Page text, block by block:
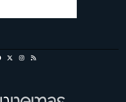
FacebookInstagram